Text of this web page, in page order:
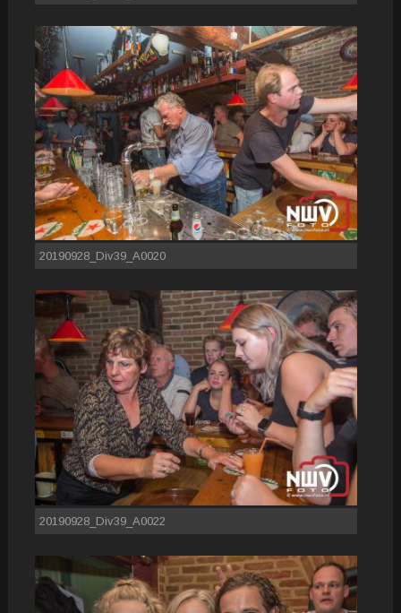
20190928_Div39_A0020
20190928_Div39_A0022